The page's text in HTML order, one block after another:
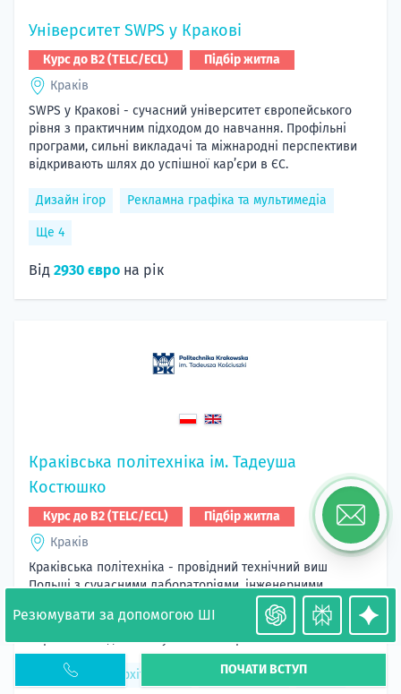
ПОЧАТИ ВСТУП
Університет SWPS у Кракові
Курс до B2 (TELC/ECL)
Підбір житла
Краків
SWPS у Кракові - сучасний університет європейського
рівня з практичним підходом до навчання. Профільні
програми, сильні викладачі та міжнародні перспективи
відкривають шлях до успішної кар’єри в ЄС.
Дизайн ігор Рекламна графіка та мультимедіа
Ще 4
Від 2930 євро на рік
Краківська політехніка ім. Тадеуша
Костюшко
Курс до B2 (TELC/ECL)
Підбір житла
Краків
Краківська політехніка - провідний технічний виш
Польщі з сучасними лабораторіями, інженерними
програмами та високим працевлаштуванням. Дає сильну
практичну підготовку, міжнародні можливості й кар’єрні
перспективи для майбутніх інженерів.
Ландшафтна архітектура Інформатика Ще 36
Резюмувати за допомогою ШІ